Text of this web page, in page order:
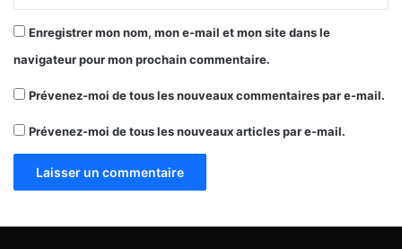
Enregistrer mon nom, mon e-mail et mon site dans le
navigateur pour mon prochain commentaire.
Prévenez-moi de tous les nouveaux commentaires par e-mail.
Prévenez-moi de tous les nouveaux articles par e-mail.